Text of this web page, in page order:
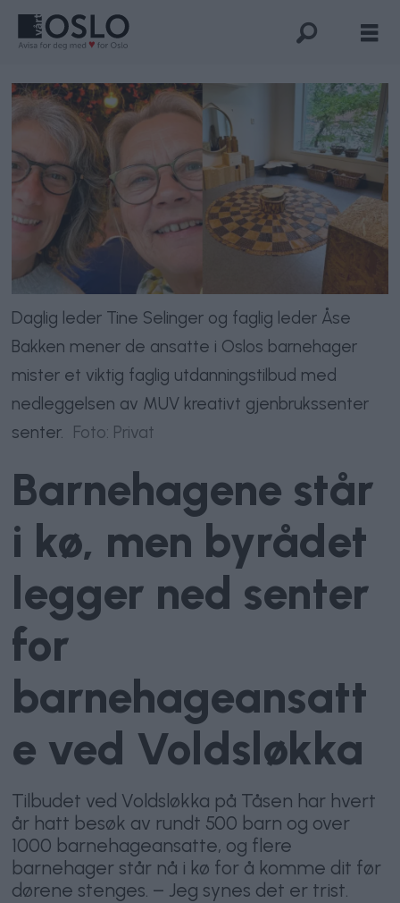
Daglig leder Tine Selinger og faglig leder Åse
Bakken mener de ansatte i Oslos barnehager
mister et viktig faglig utdanningstilbud med
nedleggelsen av MUV kreativt gjenbrukssenter
senter. Foto: Privat
Barnehagene står
i kø, men byrådet
legger ned senter
for
barnehageansatt
e ved Voldsløkka
Tilbudet ved Voldsløkka på Tåsen har hvert
år hatt besøk av rundt 500 barn og over
1000 barnehageansatte, og flere
barnehager står nå i kø for å komme dit før
dørene stenges. – Jeg synes det er trist.